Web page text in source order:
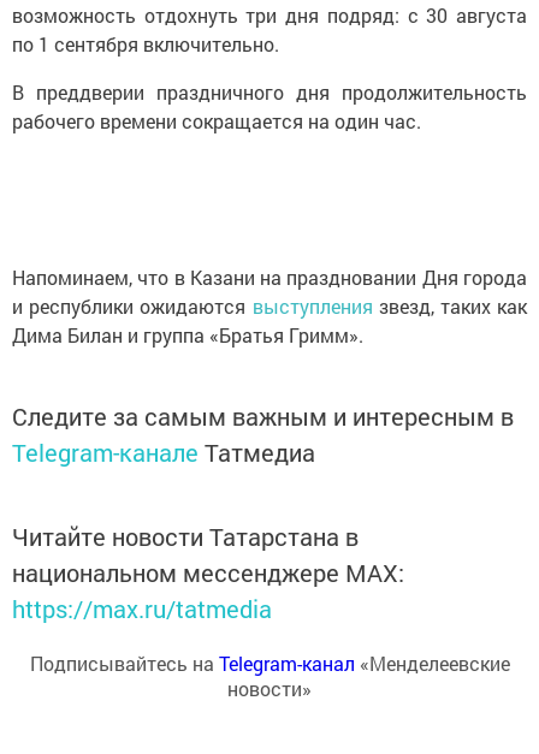
возможность отдохнуть три дня подряд: с 30 августа
по 1 сентября включительно.
В преддверии праздничного дня продолжительность
рабочего времени сокращается на один час.
Напоминаем, что в Казани на праздновании Дня города
и республики ожидаются выступления звезд, таких как
Дима Билан и группа «Братья Гримм».
Следите за самым важным и интересным в
Telegram-канале Татмедиа
Читайте новости Татарстана в
национальном мессенджере MАХ:
https://max.ru/tatmedia
Подписывайтесь на Telegram-канал «Менделеевские
новости»